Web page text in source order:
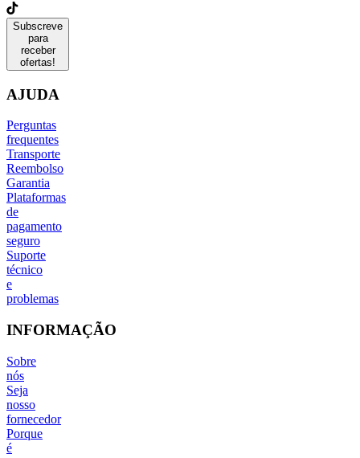
Subscreve
para
receber
ofertas!
AJUDA
Perguntas
frequentes
Transporte
Reembolso
Garantia
Plataformas
de
pagamento
seguro
Suporte
técnico
e
problemas
INFORMAÇÃO
Sobre
nós
Seja
nosso
fornecedor
Porque
é